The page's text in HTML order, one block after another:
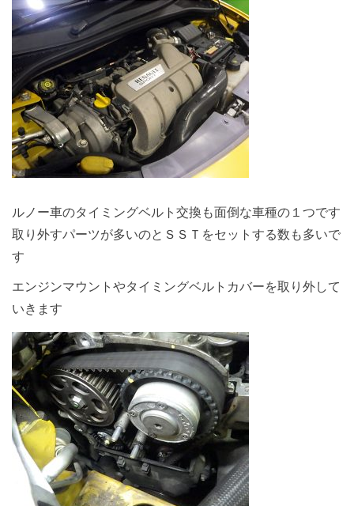
ルノー車のタイミングベルト交換も面倒な車種の１つです
取り外すパーツが多いのとＳＳＴをセットする数も多いで
す
エンジンマウントやタイミングベルトカバーを取り外して
いきます